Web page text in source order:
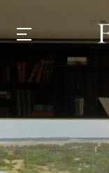
HOTÉIS
EXPERIENCIAS
EVENTOS
VILLAS
TIENDA |